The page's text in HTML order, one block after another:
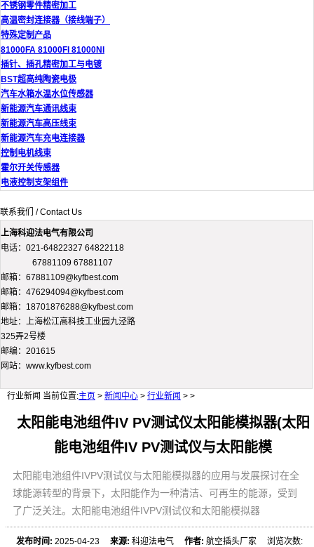
不锈钢零件精密加工
高温密封连接器（接线端子）
特殊定制产品
81000FA 81000FI 81000NI
插针、插孔精密加工与电镀
BST超高纯陶瓷电极
汽车水箱水温水位传感器
新能源汽车通讯线束
新能源汽车高压线束
新能源汽车充电连接器
控制电机线束
霍尔开关传感器
电液控制支架组件
联系我们 / Contact Us
上海科迎法电气有限公司
电话：021-64822327 64822118
67881109 67881107
邮箱：67881109@kyfbest.com
邮箱：476294094@kyfbest.com
邮箱：18701876288@kyfbest.com
地址：上海松江高科技工业园九泾路
325弄2号楼
邮编：201615
网站：www.kyfbest.com
行业新闻 当前位置:主页 > 新闻中心 > 行业新闻 > >
太阳能电池组件IV PV测试仪太阳能模拟器(太阳
能电池组件IV PV测试仪与太阳能模
太阳能电池组件IVPV测试仪与太阳能模拟器的应用与发展探讨在全
球能源转型的背景下，太阳能作为一种清洁、可再生的能源，受到
了广泛关注。太阳能电池组件IVPV测试仪和太阳能模拟器
发布时间: 2025-04-23来源: 科迎法电气作者: 航空插头厂家 浏览次数: